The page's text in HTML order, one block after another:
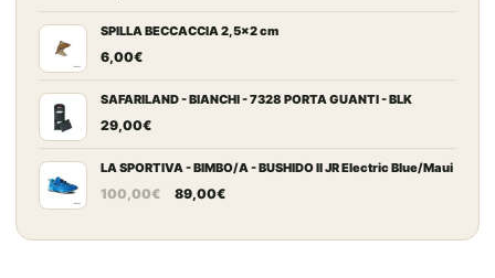
SPILLA BECCACCIA 2,5x2 cm
6,00€
SAFARILAND - BIANCHI - 7328 PORTA GUANTI - BLK
29,00€
LA SPORTIVA - BIMBO/A - BUSHIDO II JR Electric Blue/Maui
100,00€
Il
originale
89,00€Il
attuale